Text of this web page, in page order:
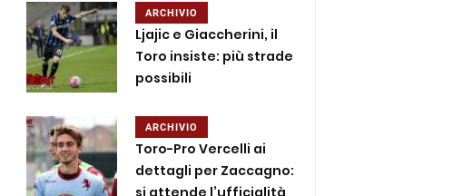
ARCHIVIO
Ljajic e Giaccherini, il
Toro insiste: più strade
possibili
ARCHIVIO
Toro-Pro Vercelli ai
dettagli per Zaccagno: